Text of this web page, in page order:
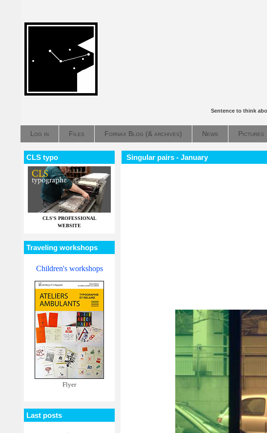
Sentence to think
Log in Files Fornax Blog (& archives) News Pictures
CLS typo
CLS'S PROFESSIONAL
WEBSITE
Traveling workshops
Children's workshops
Flyer
Last posts
Singular pairs - January